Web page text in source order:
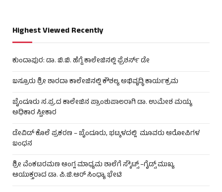
Highest Viewed Recently
ಕುಂದಾಪುರ: ಡಾ. ಬಿ.ಬಿ. ಹೆಗ್ಡೆ ಕಾಲೇಜಿನಲ್ಲಿ ಫ್ರೆಶರ್ಸ್ ಡೇ
ಬಸ್ರೂರು ಶ್ರೀ ಶಾರದಾ ಕಾಲೇಜಿನಲ್ಲಿ ಕೌಶಲ್ಯ ಅಭಿವೃದ್ಧಿ ಕಾರ್ಯಕ್ರಮ
ಬೈಂದೂರು ಸ.ಪ್ರ.ದ ಕಾಲೇಜಿನ ಪ್ರಾಂಶುಪಾಲರಾಗಿ ಡಾ. ಉಮೇಶ ಮಯ್ಯ
ಅಧಿಕಾರ ಸ್ವೀಕಾರ
ಡೇವಿಡ್ ಕೊಲೆ ಪ್ರಕರಣ – ಬೈಂದೂರು, ಭಟ್ಕಳದಲ್ಲಿ ಮೂವರು ಆರೋಪಿಗಳ
ಬಂಧನ
ಶ್ರೀ ವೆಂಕಟರಮಣ ಆಂಗ್ಲ ಮಾಧ್ಯಮ ಶಾಲೆಗೆ ಸ್ಕೌಟ್ಸ್ –ಗೈಡ್ಸ್ ಮುಖ್ಯ
ಆಯುಕ್ತರಾದ ಡಾ. ಪಿ.ಜಿ.ಆರ್ ಸಿಂಧ್ಯಾ ಭೇಟಿ